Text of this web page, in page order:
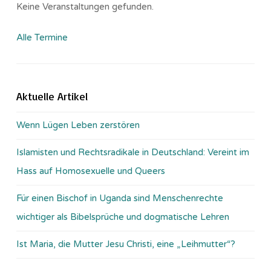
Keine Veranstaltungen gefunden.
Alle Termine
Aktuelle Artikel
Wenn Lügen Leben zerstören
Islamisten und Rechtsradikale in Deutschland: Vereint im
Hass auf Homosexuelle und Queers
Für einen Bischof in Uganda sind Menschenrechte
wichtiger als Bibelsprüche und dogmatische Lehren
Ist Maria, die Mutter Jesu Christi, eine „Leihmutter“?